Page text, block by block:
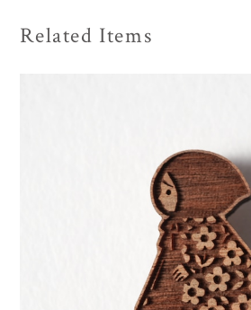
Related Items